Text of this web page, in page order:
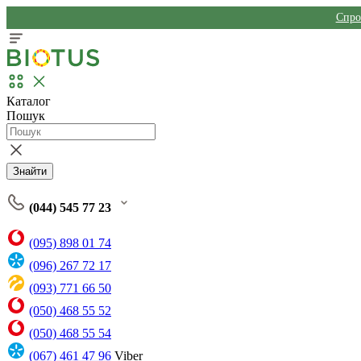
Каталог
Пошук
Знайти
(044) 545 77 23
(095) 898 01 74
(096) 267 72 17
(093) 771 66 50
(050) 468 55 52
(050) 468 55 54
(067) 461 47 96 Viber